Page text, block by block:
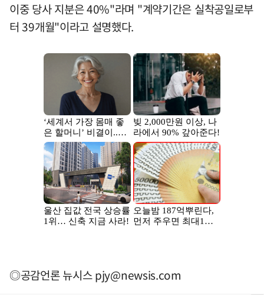
이중 당사 지분은 40%"라며 "계약기간은 실착공일로부
터 39개월"이라고 설명했다.
◎공감언론 뉴시스pjy@newsis.com